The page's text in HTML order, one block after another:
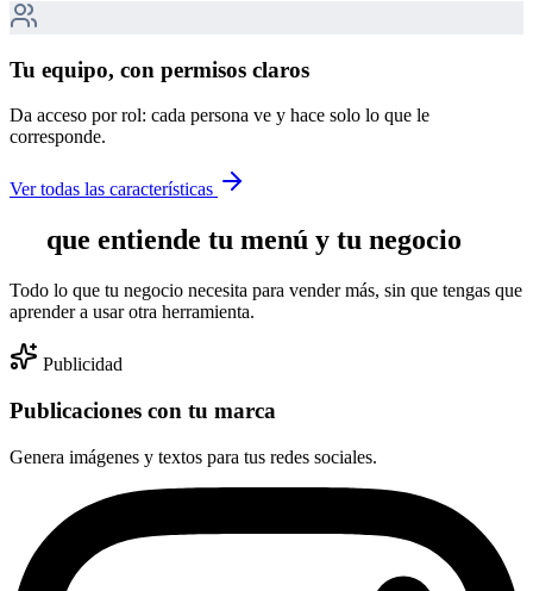
Tu equipo, con permisos claros
Da acceso por rol: cada persona ve y hace solo lo que le
corresponde.
Ver todas las características
que entiende tu menú y tu negocio
Todo lo que tu negocio necesita para vender más, sin que tengas que
aprender a usar otra herramienta.
Publicidad
Publicaciones con tu marca
Genera imágenes y textos para tus redes sociales.